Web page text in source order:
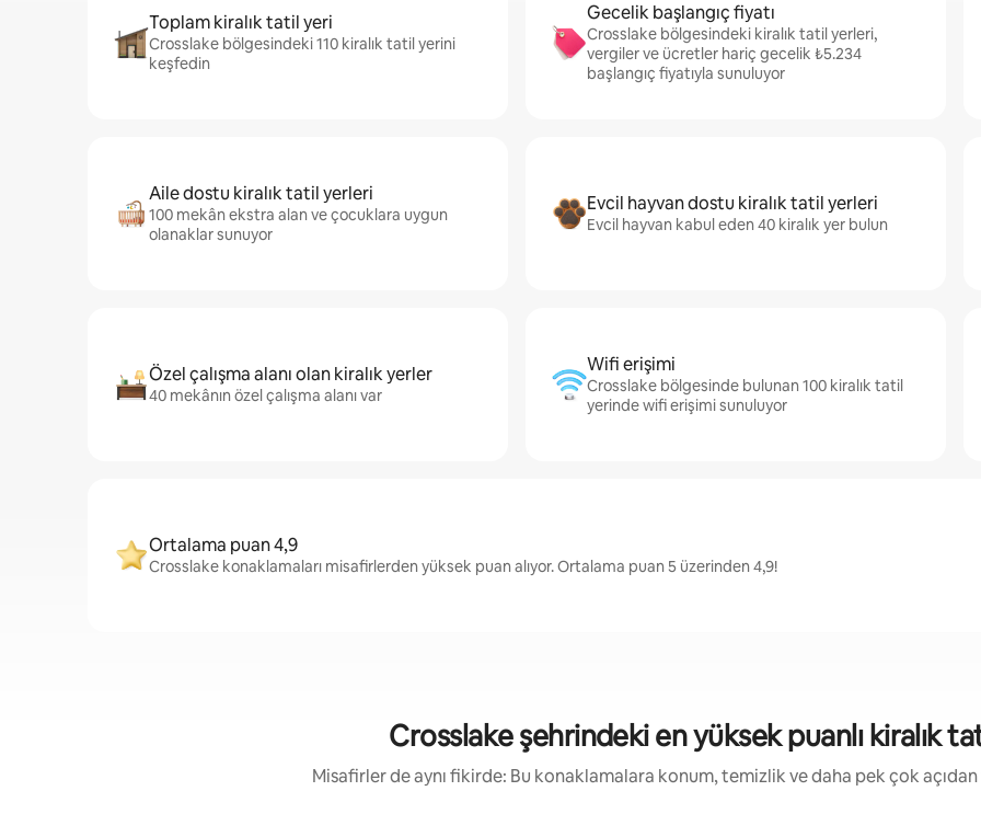
Toplam kiralık tatil yeri
Crosslake bölgesindeki 110 kiralık tatil yerini
keşfedin
Gecelik başlangıç fiyatı
Crosslake bölgesindeki kiralık tatil yerleri,
vergiler ve ücretler hariç gecelik ₺5.234
başlangıç fiyatıyla sunuluyor
Aile dostu kiralık tatil yerleri
100 mekân ekstra alan ve çocuklara uygun
olanaklar sunuyor
Evcil hayvan dostu kiralık tatil yerleri
Evcil hayvan kabul eden 40 kiralık yer bulun
Özel çalışma alanı olan kiralık yerler
40 mekânın özel çalışma alanı var
Wifi erişimi
Crosslake bölgesinde bulunan 100 kiralık tatil
yerinde wifi erişimi sunuluyor
Ortalama puan 4,9
Crosslake konaklamaları misafirlerden yüksek puan alıyor. Ortalama puan 5 üzerinden 4,9!
Crosslake şehrindeki en yüksek puanlı kiralık
Misafirler de aynı fikirde: Bu konaklamalara konum, temizlik ve daha pek çok